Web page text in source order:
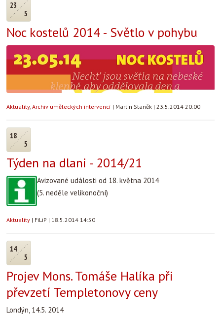
23
5
Noc kostelů 2014 - Světlo v pohybu
Aktuality, Archiv uměleckých intervencí | Martin Staněk | 23.5.2014 20:00
18
5
Týden na dlani - 2014/21
Avizované události od 18. května 2014
(5. neděle velikonoční)
Aktuality | FiLiP | 18.5.2014 14:50
14
5
Projev Mons. Tomáše Halíka při
převzetí Templetonovy ceny
Londýn, 14.5. 2014